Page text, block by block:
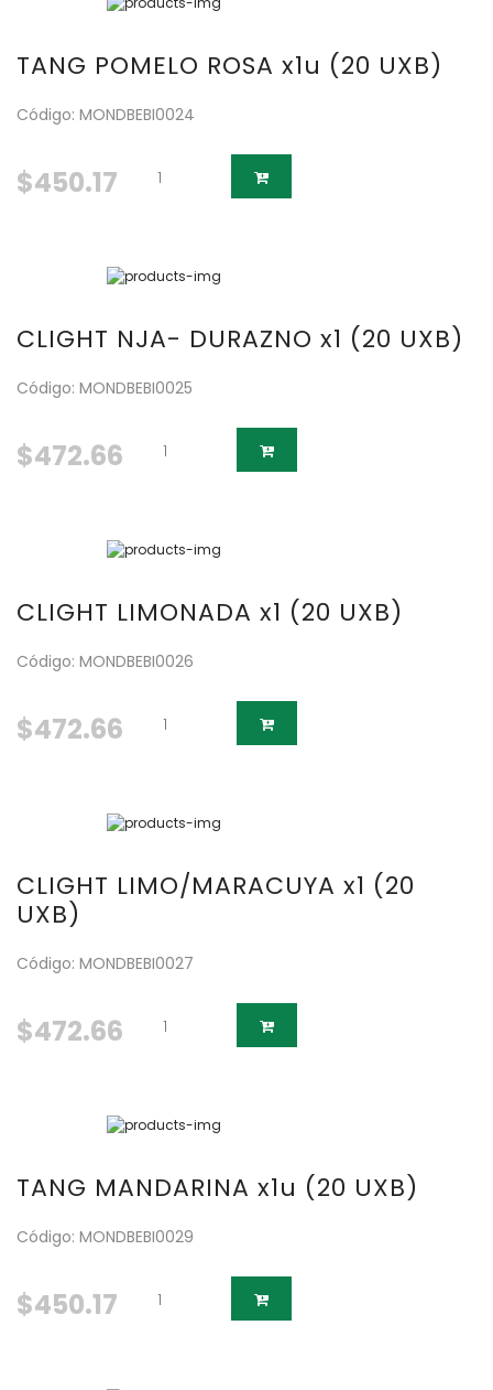
TANG POMELO ROSA x1u (20 UXB)
Código: MONDBEBI0024
$450.17
CLIGHT NJA- DURAZNO x1 (20 UXB)
Código: MONDBEBI0025
$472.66
CLIGHT LIMONADA x1 (20 UXB)
Código: MONDBEBI0026
$472.66
CLIGHT LIMO/MARACUYA x1 (20
UXB)
Código: MONDBEBI0027
$472.66
TANG MANDARINA x1u (20 UXB)
Código: MONDBEBI0029
$450.17